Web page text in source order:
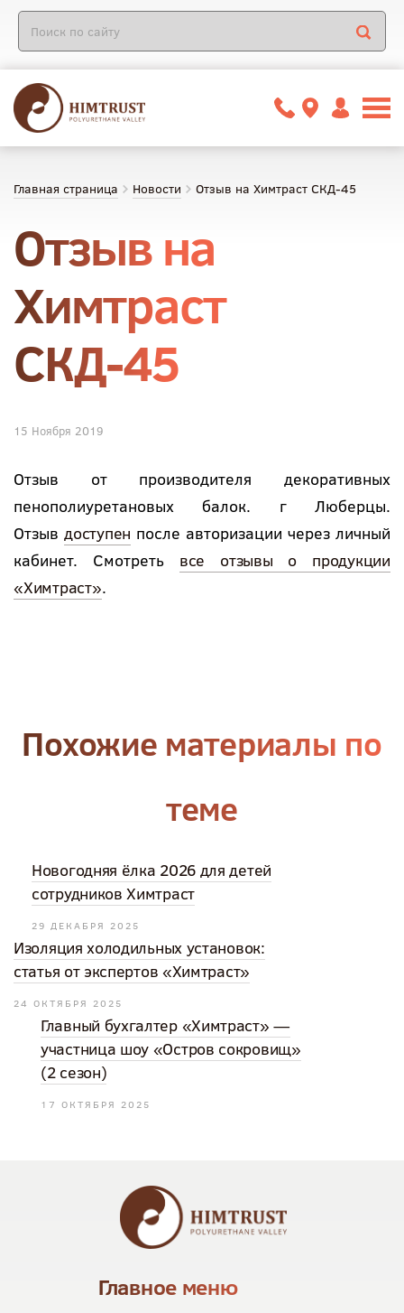
Главная страница Новости Отзыв на Химтраст СКД-45
Отзыв на
Химтраст
СКД-45
15 Ноября 2019
Отзыв от производителя декоративных
пенополиуретановых балок. г Люберцы.
Отзыв доступен после авторизации через личный
кабинет. Смотреть все отзывы о продукции
«Химтраст».
Похожие материалы по
теме
Новогодняя ёлка 2026 для детей
сотрудников Химтраст
29 ДЕКАБРЯ 2025
Изоляция холодильных установок:
статья от экспертов «Химтраст»
24 ОКТЯБРЯ 2025
Главный бухгалтер «Химтраст» —
участница шоу «Остров сокровищ»
(2 сезон)
17 ОКТЯБРЯ 2025
Главное меню